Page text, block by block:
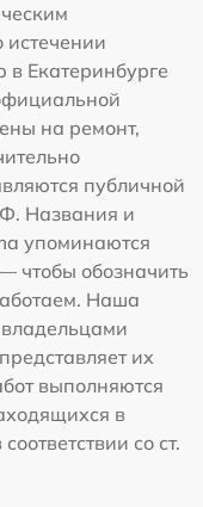
Екатеринбурге
на ремонт,
публичной
Названия и
упоминаются
чтобы обозначить
Наша
их
выполняются
в
со ст.